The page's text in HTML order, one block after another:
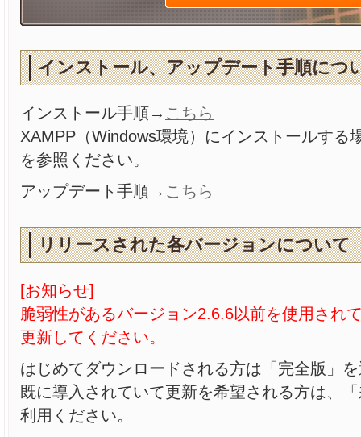
インストール、アップデート手順につ
インストール手順→ こちら
XAMPP（Windows環境）にインストールする
を参照ください。
アップデート手順→ こちら
リリースされた各バージョンについて
[お知らせ]
脆弱性があるバージョン2.6.6以前を使用され
更新してください。
はじめてダウンロードされる方は「完全版」
既に導入されていて更新を希望される方は、
利用ください。